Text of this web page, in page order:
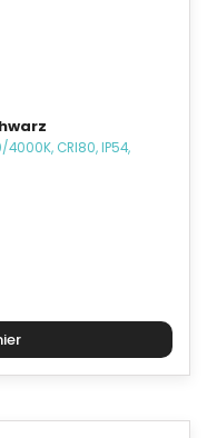
CRI80, IP54,